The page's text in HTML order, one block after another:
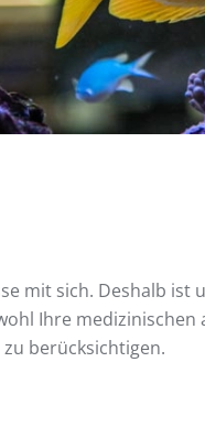
mit sich. Deshalb ist
Ihre medizinischen
berücksichtigen.